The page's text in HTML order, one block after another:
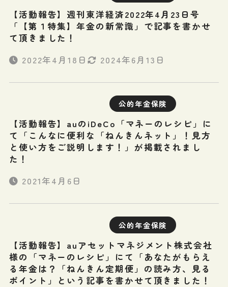
【活動報告】週刊東洋経済2022年4月23日号
「【第１特集】年金の新常識」で記事を書かせ
て頂きました！
2022年4月18日
2024年6月13日
公的年金保険
【活動報告】auのiDeCo「マネーのレシピ」に
て「こんなに便利な「ねんきんネット」！見方
と使い方をご説明します！」が掲載されまし
た！
2021年4月6日
公的年金保険
【活動報告】auアセットマネジメント株式会社
様の「マネーのレシピ」にて「あなたがもらえ
る年金は？「ねんきん定期便」の読み方、見る
ポイント」という記事を書かせて頂きました！